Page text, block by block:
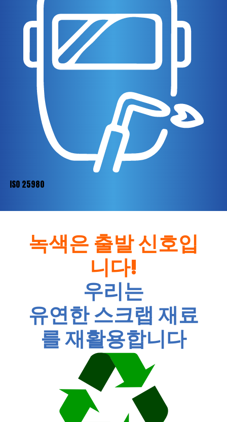
ISO 25980
녹색은 출발 신호입
니다!
우리는
유연한 스크랩 재료
를 재활용합니다